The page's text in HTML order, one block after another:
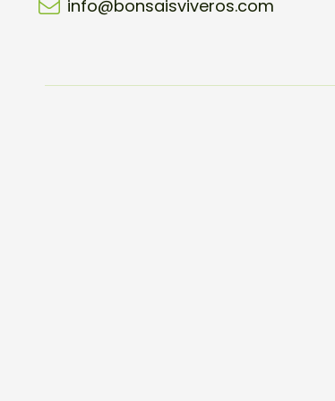
info@bonsaisviveros.com